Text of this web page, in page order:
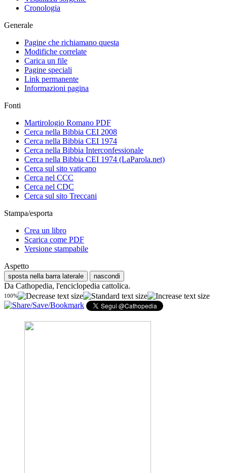
Cronologia
Generale
Pagine che richiamano questa
Modifiche correlate
Carica un file
Pagine speciali
Link permanente
Informazioni pagina
Fonti
Martirologio Romano PDF
Cerca nella Bibbia CEI 2008
Cerca nella Bibbia CEI 1974
Cerca nella Bibbia Interconfessionale
Cerca nella Bibbia CEI 1974 (LaParola.net)
Cerca sul sito vaticano
Cerca nel CCC
Cerca nel CDC
Cerca sul sito Treccani
Stampa/esporta
Crea un libro
Scarica come PDF
Versione stampabile
Aspetto
sposta nella barra laterale nascondi
Da Cathopedia, l'enciclopedia cattolica.
100%